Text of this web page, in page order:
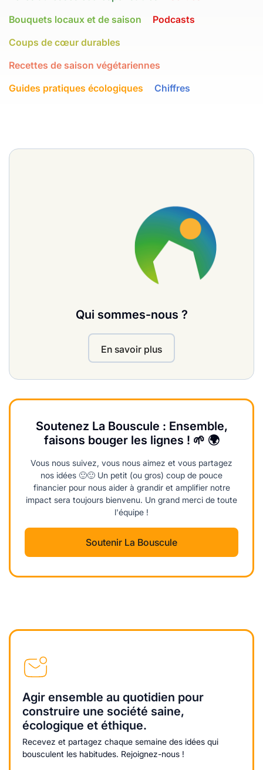
Bouquets locaux et de saison
Podcasts
Coups de cœur durables
Recettes de saison végétariennes
Guides pratiques écologiques
Chiffres
Qui sommes-nous ?
En savoir plus
Soutenez La Bouscule : Ensemble,
faisons bouger les lignes ! 🌱 🌍
Vous nous suivez, vous nous aimez et vous partagez
nos idées 🙂🙂 Un petit (ou gros) coup de pouce
financier pour nous aider à grandir et amplifier notre
impact sera toujours bienvenu. Un grand merci de toute
l'équipe !
Soutenir La Bouscule
Agir ensemble au quotidien pour
construire une société saine,
écologique et éthique.
Recevez et partagez chaque semaine des idées qui
bousculent les habitudes. Rejoignez-nous !